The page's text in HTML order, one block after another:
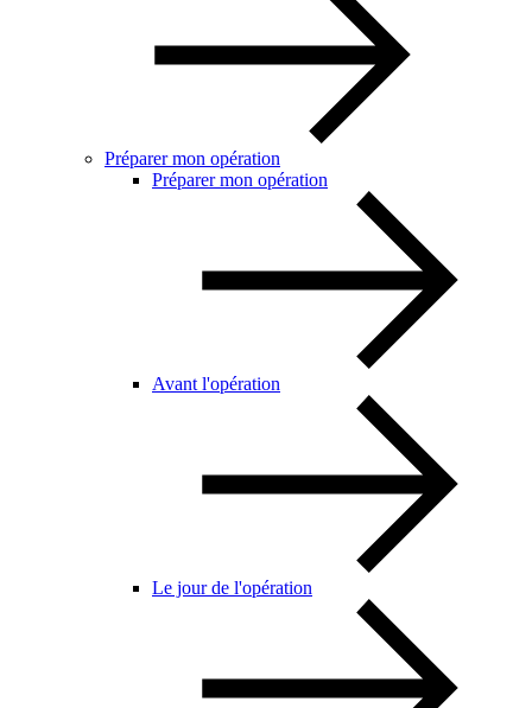
Préparer mon opération
Préparer mon opération
Avant l'opération
Le jour de l'opération